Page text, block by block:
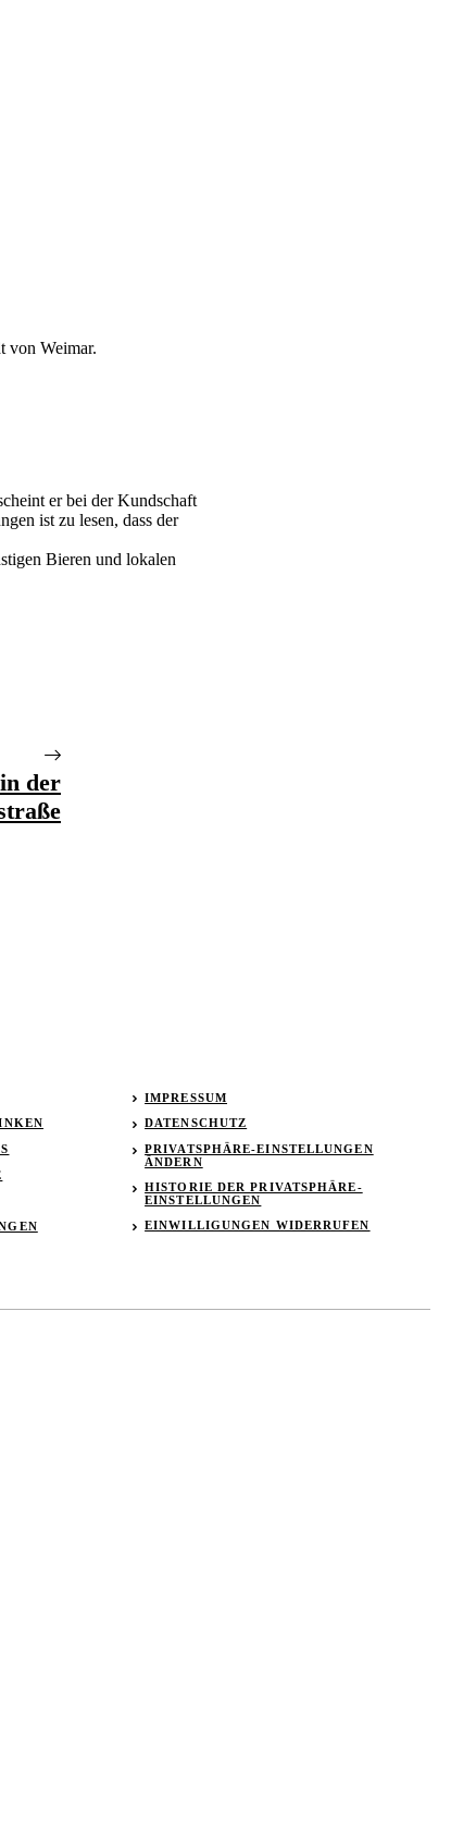
von Weimar.
er bei der Kundschaft
ist zu lesen, dass der
Bieren und lokalen
der
IMPRESSUM
DATENSCHUTZ
PRIVATSPHÄRE-EINSTELLUNGEN
ÄNDERN
HISTORIE DER PRIVATSPHÄRE-
EINSTELLUNGEN
EINWILLIGUNGEN WIDERRUFEN